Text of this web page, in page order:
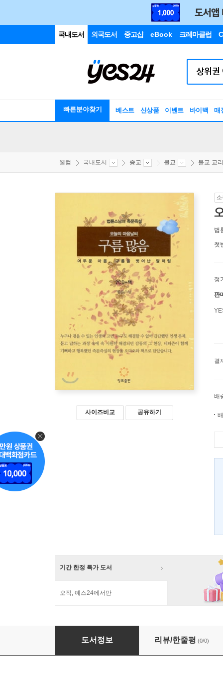
국내도서 외국도서 중고샵 eBook 크레마클럽
빠른분야찾기 베스트 신상품 이벤트 바이백 매
웰컴 국내도서 종교 불교 불교 교
사이즈비교 공유하기
법
첫
정
판
결
배
기간 한정 특가 도서
오직, 예스24에서만
오늘의 마음 날씨 구름 많음
도서정보 리뷰/한줄평 (0/0)